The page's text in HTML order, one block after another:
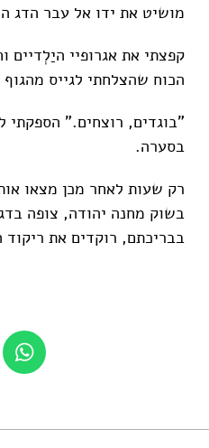
מושיט את ידו אל עבר הדג
קפצתי את אגרופיי
הכוח שהצלחתי לגייס
"בוגדים, רוצחים." הספקתי
בסערה.
רק שעות לאחר מכן מצאו
בשוק מחנה יהודה, צופה
בבריכתם, רוקדים את